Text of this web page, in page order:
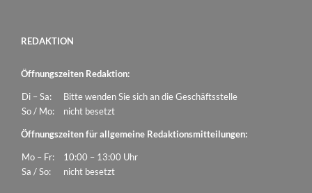
REDAKTION
Öffnungszeiten Redaktion:
Di – Sa:
Bitte wenden Sie sich an die Geschäftsstelle
So / Mo:
nicht besetzt
Öffnungszeiten für allgemeine Redaktionsmitteilungen:
Mo – Fr:
10:00 – 13:00 Uhr
Sa / So:
nicht besetzt